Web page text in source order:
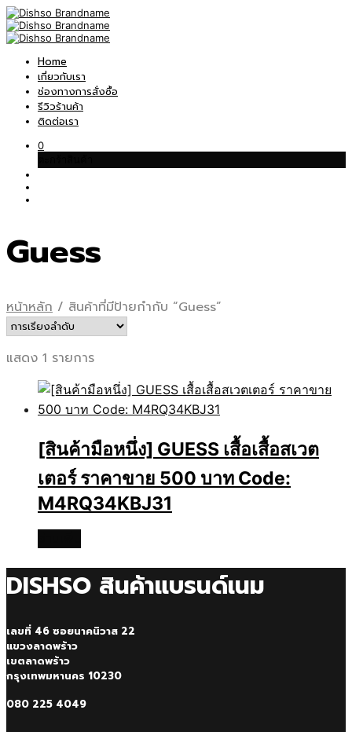
Home
เกี่ยวกับเรา
ช่องทางการสั่งซื้อ
รีวิวร้านค้า
ติดต่อเรา
0
Guess
หน้าหลัก / สินค้าที่มีป้ายกำกับ “Guess”
แสดง 1 รายการ
[สินค้ามือหนึ่ง] GUESS เสื้อเสื้อสเวต
เตอร์ ราคาขาย 500 บาท Code:
M4RQ34KBJ31
DISHSO สินค้าแบรนด์เนม
เลขที่ 46 ซอยนาคนิวาส 22
แขวงลาดพร้าว
เขตลาดพร้าว
กรุงเทพมหานคร 10230
080 225 4049